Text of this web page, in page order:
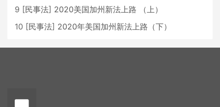
9 [民事法] 2020美国加州新法上路 （上）
10 [民事法] 2020年美国加州新法上路（下）